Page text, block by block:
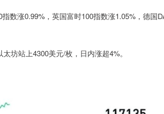
数涨0.99%，英国富时100指数涨1.05%，德国
坊站上4300美元/枚，日内涨超4%。